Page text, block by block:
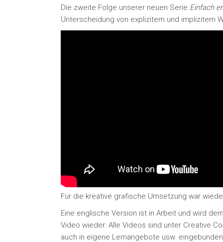
Die zweite Folge unserer neuen Serie Einfach
Unterscheidung von explizitem und implizitem
Für die kreative grafische Umsetzung war
Eine englische Version ist in Arbeit und wird
Video wieder: Alle Videos sind unter Creative
auch in eigene Lernangebote usw.